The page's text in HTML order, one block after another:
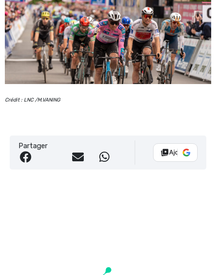
Crédit : LNC /M.VANING
Partager
Ajouter Vélo